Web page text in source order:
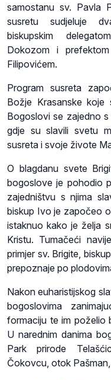
samostanu sv. Pavla
susretu sudjeluje
biskupskim
Dokozom i
Filipovićem.
Program susreta
Božje Krasanske koje
Bogoslovi se zajedno
gdje su slavili svetu
susreta i svoje živote
O blagdanu svete
bogoslove je pohodio
zajedništvu s njima
biskup Ivo je započeo
istaknuo kako je želja
Kristu. Tumačeći
primjer sv. Brigite,
prepoznaje po
Nakon euharistijskog
bogoslovima
formaciju te im poželio
U narednim danima
Park prirode
Čokovcu, otok